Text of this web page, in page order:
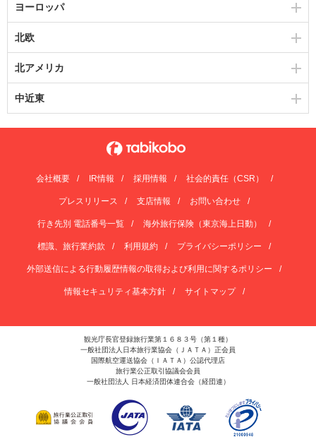
ヨーロッパ
北欧
北アメリカ
中近東
会社概要 IR情報 採用情報 社会的責任（CSR）
プレスリリース 支店情報 お問い合わせ
行き先別 電話番号一覧 海外旅行保険（東京海上日動）
標識、旅行業約款 利用規約 プライバシーポリシー
外部送信による行動履歴情報の取得および利用に関するポリシー
情報セキュリティ基本方針 サイトマップ
観光庁長官登録旅行業第１６８３号（第１種）
一般社団法人日本旅行業協会（ＪＡＴＡ）正会員
国際航空運送協会（ＩＡＴＡ）公認代理店
旅行業公正取引協議会会員
一般社団法人 日本経済団体連合会（経団連）